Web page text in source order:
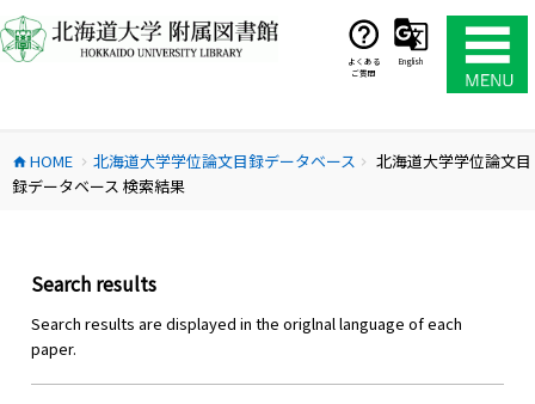
ン
テ
ス
キ
よくある
ご質問
English
home HOME chevron_right 北海道大学学位論文目録データベース chevron_right
北海道大学学位論文目
録データベース 検索結果
Search results
Search results are displayed in the origlnal language of each
paper.